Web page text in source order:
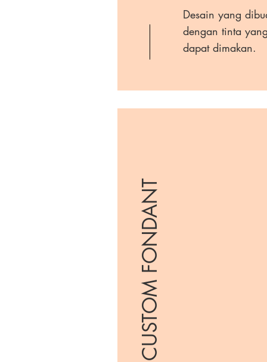
Desain yang
dengan tinta
dapat dimakan.
CUSTOM FONDANT